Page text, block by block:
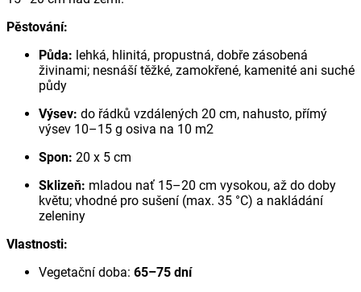
Pěstování:
Půda: lehká, hlinitá, propustná, dobře zásobená
živinami; nesnáší těžké, zamokřené, kamenité ani suché
půdy
Výsev: do řádků vzdálených 20 cm, nahusto, přímý
výsev 10–15 g osiva na 10 m2
Spon: 20 x 5 cm
Sklizeň: mladou nať 15–20 cm vysokou, až do doby
květu; vhodné pro sušení (max. 35 °C) a nakládání
zeleniny
Vlastnosti:
Vegetační doba: 65–75 dní